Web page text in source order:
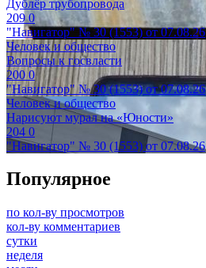
Дублёр трубопровода
2090
"Навигатор" № 30 (1553) от 07.08.26
Человек и общество
Вопросы к госвласти
2000
"Навигатор" № 30 (1553) от 07.08.26
Человек и общество
Нарисуют мурал на «Юности»
204 0
"Навигатор" № 30 (1553) от 07.08.26
Популярное
по кол-ву просмотров
кол-ву комментариев
сутки
неделя